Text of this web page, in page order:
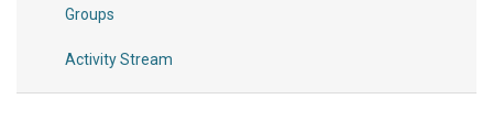
Groups
Activity Stream